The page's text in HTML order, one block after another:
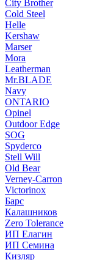
City Brother
Cold Steel
Helle
Kershaw
Marser
Mora
Leatherman
Mr.BLADE
Navy
ONTARIO
Opinel
Outdoor Edge
SOG
Spyderco
Stell Will
Old Bear
Verney-Carron
Victorinox
Барс
Калашников
Zero Tolerance
ИП Елагин
ИП Семина
Кизляр